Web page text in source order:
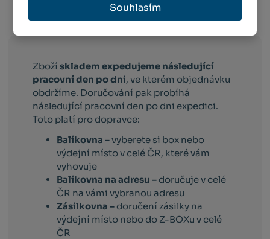
Souhlasím
Info o přepravě:
Zbožískladem expedujeme následující
pracovní den po dni, ve kterém objednávku
obdržíme. Doručování pak probíhá
následující pracovní den po dni expedici.
Toto platí pro dopravce:
Balíkovna –vyberete si box nebo
výdejní místo v celé ČR, které vám
vyhovuje
Balíkovna na adresu – doručuje v celé
ČR na vámi vybranou adresu
Zásilkovna – doručení zásilky na
výdejní místo nebo do Z-BOXu v celé
ČR